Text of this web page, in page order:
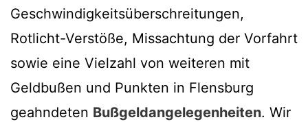
Geschwindigkeitsüberschreitungen,
Rotlicht-Verstöße, Missachtung der Vorfahrt
sowie eine Vielzahl von weiteren mit
Geldbußen und Punkten in Flensburg
geahndeten Bußgeldangelegenheiten. Wir